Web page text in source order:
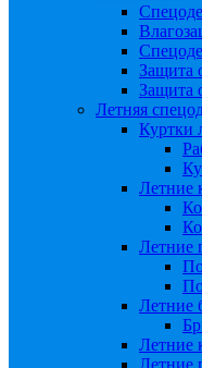
Защита
Защита
Летняя
Куртки
Летние
Летние
Летние
Летние
Летние